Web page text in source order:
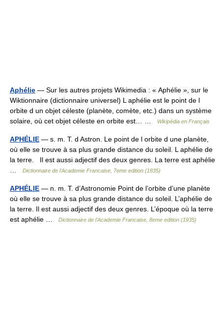
Aphélie — Sur les autres projets Wikimedia : « Aphélie », sur le
Wiktionnaire (dictionnaire universel) L aphélie est le point de l
orbite d un objet céleste (planète, comète, etc.) dans un système
solaire, où cet objet céleste en orbite est… …
Wikipédia en Français
APHÉLIE — s. m. T. d Astron. Le point de l orbite d une planète,
où elle se trouve à sa plus grande distance du soleil. L aphélie de
la terre. Il est aussi adjectif des deux genres. La terre est aphélie
Dictionnaire de l'Academie Francaise, 7eme edition (1835)
APHÉLIE — n. m. T. d’Astronomie Point de l’orbite d’une planète
où elle se trouve à sa plus grande distance du soleil. L’aphélie de
la terre. Il est aussi adjectif des deux genres. L’époque où la terre
est aphélie …
Dictionnaire de l'Academie Francaise, 8eme edition (1935)